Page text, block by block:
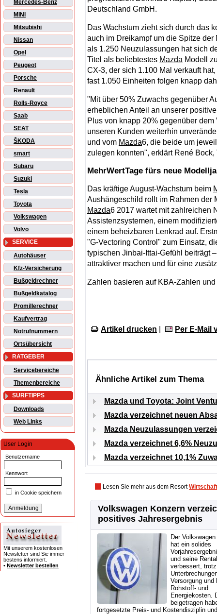
Mercedes-Benz
MINI
Mitsubishi
Nissan
Opel
Peugeot
Porsche
Renault
Rolls-Royce
Saab
SEAT
ŠKODA
smart
Subaru
Suzuki
Tesla
Toyota
Volkswagen
Volvo
SERVICE
Autohäuser
Kfz-Versicherung
Bußgeldrechner
Bußgeldkatalog
Promillerechner
Kaufvertrag
Notrufnummern
Ortsübersicht
RATGEBER
Servicebereiche
Themenbereiche
SURFTIPPS
Downloads
Web Links
User Login
Benutzername
Kennwort
in Cookie speichern
Mit unserem kostenlosen
Newsletter sind Sie immer
bestens informiert.
• Newsletter bestellen
Deutschland GmbH.
Das Wachstum zieht sich durch das
auch im Dreikampf um die Spitze
als 1.250 Neuzulassungen hat sich
Titel als beliebtestes Mazda Modell
CX-3, der sich 1.100 Mal verkauft
fast 1.050 Einheiten folgen knapp
"Mit über 50% Zuwachs gegenüber
erheblichen Anteil an unserer
Plus von knapp 20% gegenüber
unseren Kunden weiterhin
und vom Mazda6, die beide um
zulegen konnten", erklärt René
MehrWertTage fürs neue
Das kräftige August-Wachstum beim
Aushängeschild rollt im Rahmen der
Mazda6 2017 wartet mit zahlreichen
Assistenzsystemen, einem
einem beheizbaren Lenkrad auf.
"G-Vectoring Control" zum Einsatz,
typischen Jinbai-Ittai-Gefühl beiträgt
attraktiver machen und für eine
Zahlen basieren auf KBA-Zahlen
Artikel drucken Per E-Mail
Ähnliche Artikel zum Thema
Mazda und Toyota: Joint
Mazda verzeichnet neuen
Mazda Neuzulassungen
Mazda verzeichnet 6,6%
Mazda verzeichnet 10,1%
Lesen Sie mehr aus dem ResortWirtschaft
Volkswagen Konzern
positives Jahresergebnis
Der
hat ein solides
und seine
verbessert, trotz
Versorgung und
Rohstoff- und
Energiekosten.
beigetragen
fortgesetzte Preis- und Kostendisziplin